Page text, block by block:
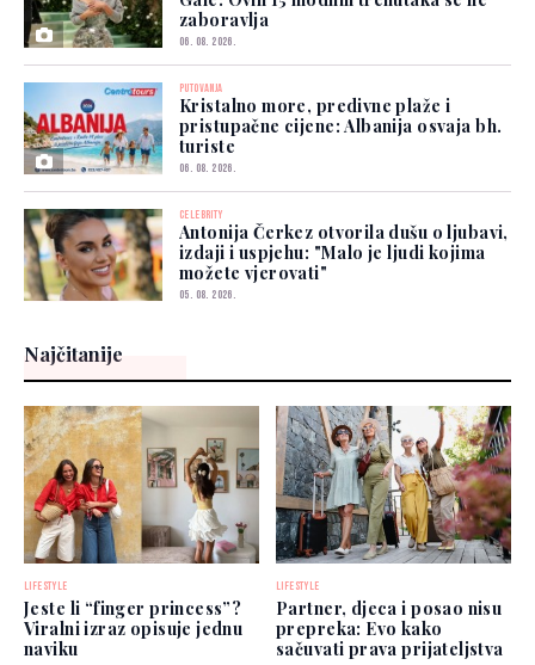
zaboravlja
06. 08. 2026.
PUTOVANJA
Kristalno more, predivne plaže i
pristupačne cijene: Albanija osvaja bh.
turiste
06. 08. 2026.
CELEBRITY
Antonija Čerkez otvorila dušu o ljubavi,
izdaji i uspjehu: "Malo je ljudi kojima
možete vjerovati"
05. 08. 2026.
Najčitanije
LIFESTYLE
Jeste li “finger princess”?
Viralni izraz opisuje jednu
naviku
LIFESTYLE
Partner, djeca i posao nisu
prepreka: Evo kako
sačuvati prava prijateljstva